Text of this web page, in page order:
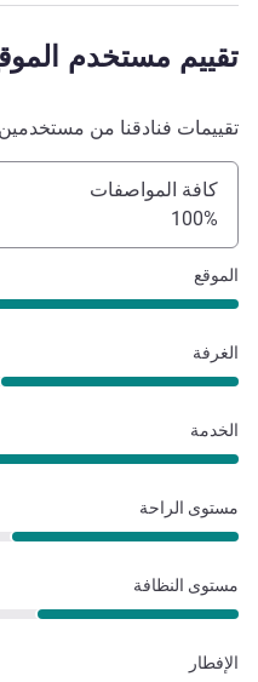
تقييم مستخدم
تقييمات فنادقنا من
كافة المواصفات
100%
الموقع
الغرفة
الخدمة
مستوى الراحة
مستوى النظافة
الإفطار